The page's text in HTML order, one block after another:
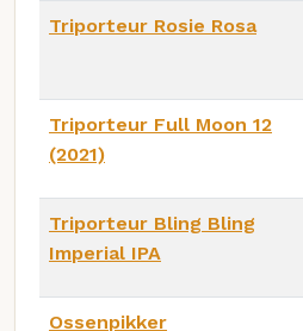
Triporteur Rosie Rosa
Triporteur Full Moon 12
(2021)
Triporteur Bling Bling
Imperial IPA
Ossenpikker